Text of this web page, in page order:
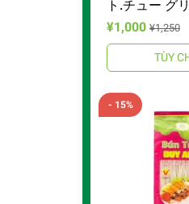
ト.チュー グ
ー
¥1,000 ¥1,250
TÙY
- 15%